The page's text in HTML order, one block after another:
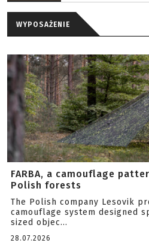
WYPOSAŻENIE
FARBA, a camouflage
Polish forests
The Polish company Lesovik
camouflage system designed
sized objec...
28.07.2026